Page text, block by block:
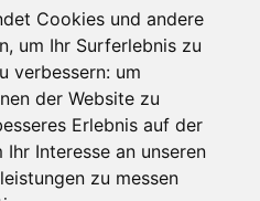
Cookies und andere
um Ihr Surferlebnis zu
verbessern: um
der Website zu
Erlebnis auf der
Ihr Interesse an unseren
zu messen
SKI APP
für iOS und Android - Ein
und Schneefreaks!